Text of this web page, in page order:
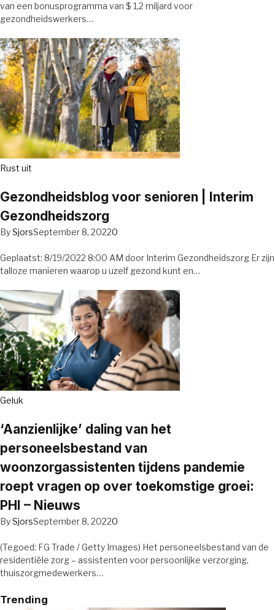
van een bonusprogramma van $ 1,2 miljard voor
gezondheidswerkers…
Rust uit
Gezondheidsblog voor senioren | Interim
Gezondheidszorg
BySjorsSeptember 8, 20220
Geplaatst: 8/19/2022 8:00 AM door Interim Gezondheidszorg Er zijn
talloze manieren waarop u uzelf gezond kunt en…
Geluk
‘Aanzienlijke’ daling van het
personeelsbestand van
woonzorgassistenten tijdens pandemie
roept vragen op over toekomstige groei:
PHI – Nieuws
BySjorsSeptember 8, 20220
(Tegoed: FG Trade / Getty Images) Het personeelsbestand van de
residentiële zorg – assistenten voor persoonlijke verzorging,
thuiszorgmedewerkers…
Trending